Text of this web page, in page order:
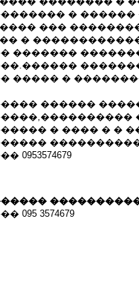
� ������
���
�
�������
����� � ��������
������
� ���� � �
0953574679
095 3574679